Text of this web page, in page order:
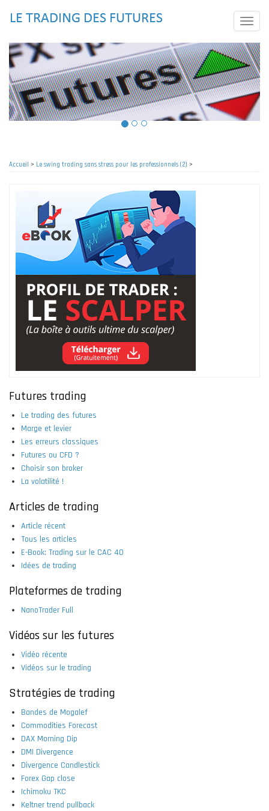
principal
Toggle
Accueil > Le swing trading sans stress pour les professionnels (2) >
Futures trading
Le trading des futures
Marge et levier
Les erreurs classiques
Futures ou CFD ?
Choisir son broker
La volatilité !
Articles de trading
Article récent
Tous les articles
E-Book: Trading sur le CAC 40
Idées de trading
Plateformes de trading
NanoTrader Full
Vidéos sur les futures
Vidéo récente
Vidéos sur le trading
Stratégies de trading
Bandes de Mogalef
Commodities Forecast
DAX Morning Dip
DMI Divergence
Divergence Candlestick
Forex Gap close
Ichimoku TKC
Keltner trend pullback